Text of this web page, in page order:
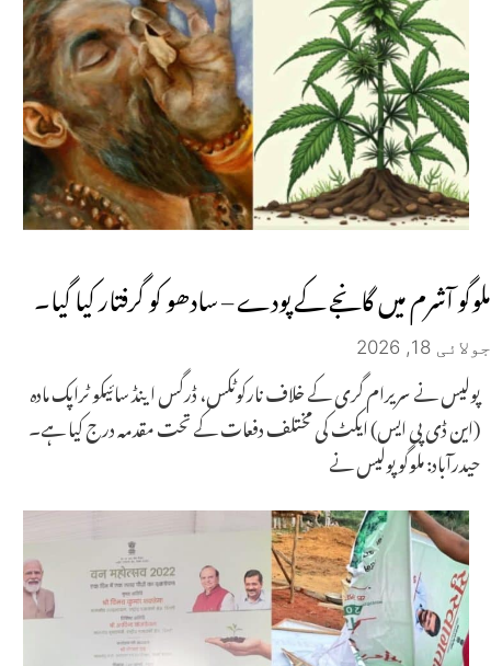
ملوگو آشرم میں گانجے کے پودے – سادھو کو گرفتار کیا گیا۔
جولائی 18, 2026
پولیس نے سریرام گری کے خلاف نارکوٹکس، ڈرگس اینڈ سائیکو ٹراپک مادہ
(این ڈی پی ایس) ایکٹ کی مختلف دفعات کے تحت مقدمہ درج کیا ہے۔
حیدرآباد: ملوگو پولیس نے